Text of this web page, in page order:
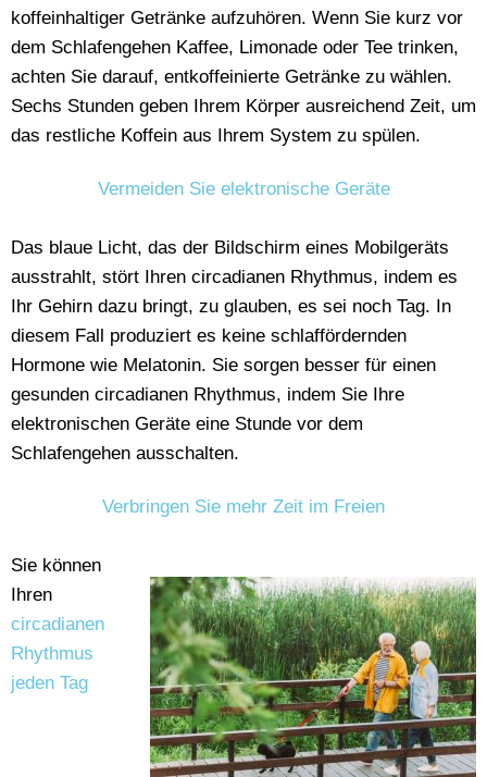
koffeinhaltiger Getränke aufzuhören. Wenn Sie kurz vor
dem Schlafengehen Kaffee, Limonade oder Tee trinken,
achten Sie darauf, entkoffeinierte Getränke zu wählen.
Sechs Stunden geben Ihrem Körper ausreichend Zeit, um
das restliche Koffein aus Ihrem System zu spülen.
Vermeiden Sie elektronische Geräte
Das blaue Licht, das der Bildschirm eines Mobilgeräts
ausstrahlt, stört Ihren circadianen Rhythmus, indem es
Ihr Gehirn dazu bringt, zu glauben, es sei noch Tag. In
diesem Fall produziert es keine schlaffördernden
Hormone wie Melatonin. Sie sorgen besser für einen
gesunden circadianen Rhythmus, indem Sie Ihre
elektronischen Geräte eine Stunde vor dem
Schlafengehen ausschalten.
Verbringen Sie mehr Zeit im Freien
Sie können
Ihren
circadianen
Rhythmus
jeden Tag